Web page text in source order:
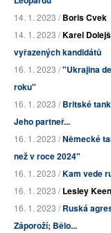
14. 1. 2023 /Boris Cvek
14. 1. 2023 /Karel
vyřazených kandidátů
16. 1. 2023 /"Ukrajina
roku"
16. 1. 2023 /Britské
Jeho partneř...
16. 1. 2023 /Německé
než v roce 2024"
16. 1. 2023 /Kam vede
16. 1. 2023 /Lesley Keen
16. 1. 2023 /Ruská
Záporoží; Bělo...